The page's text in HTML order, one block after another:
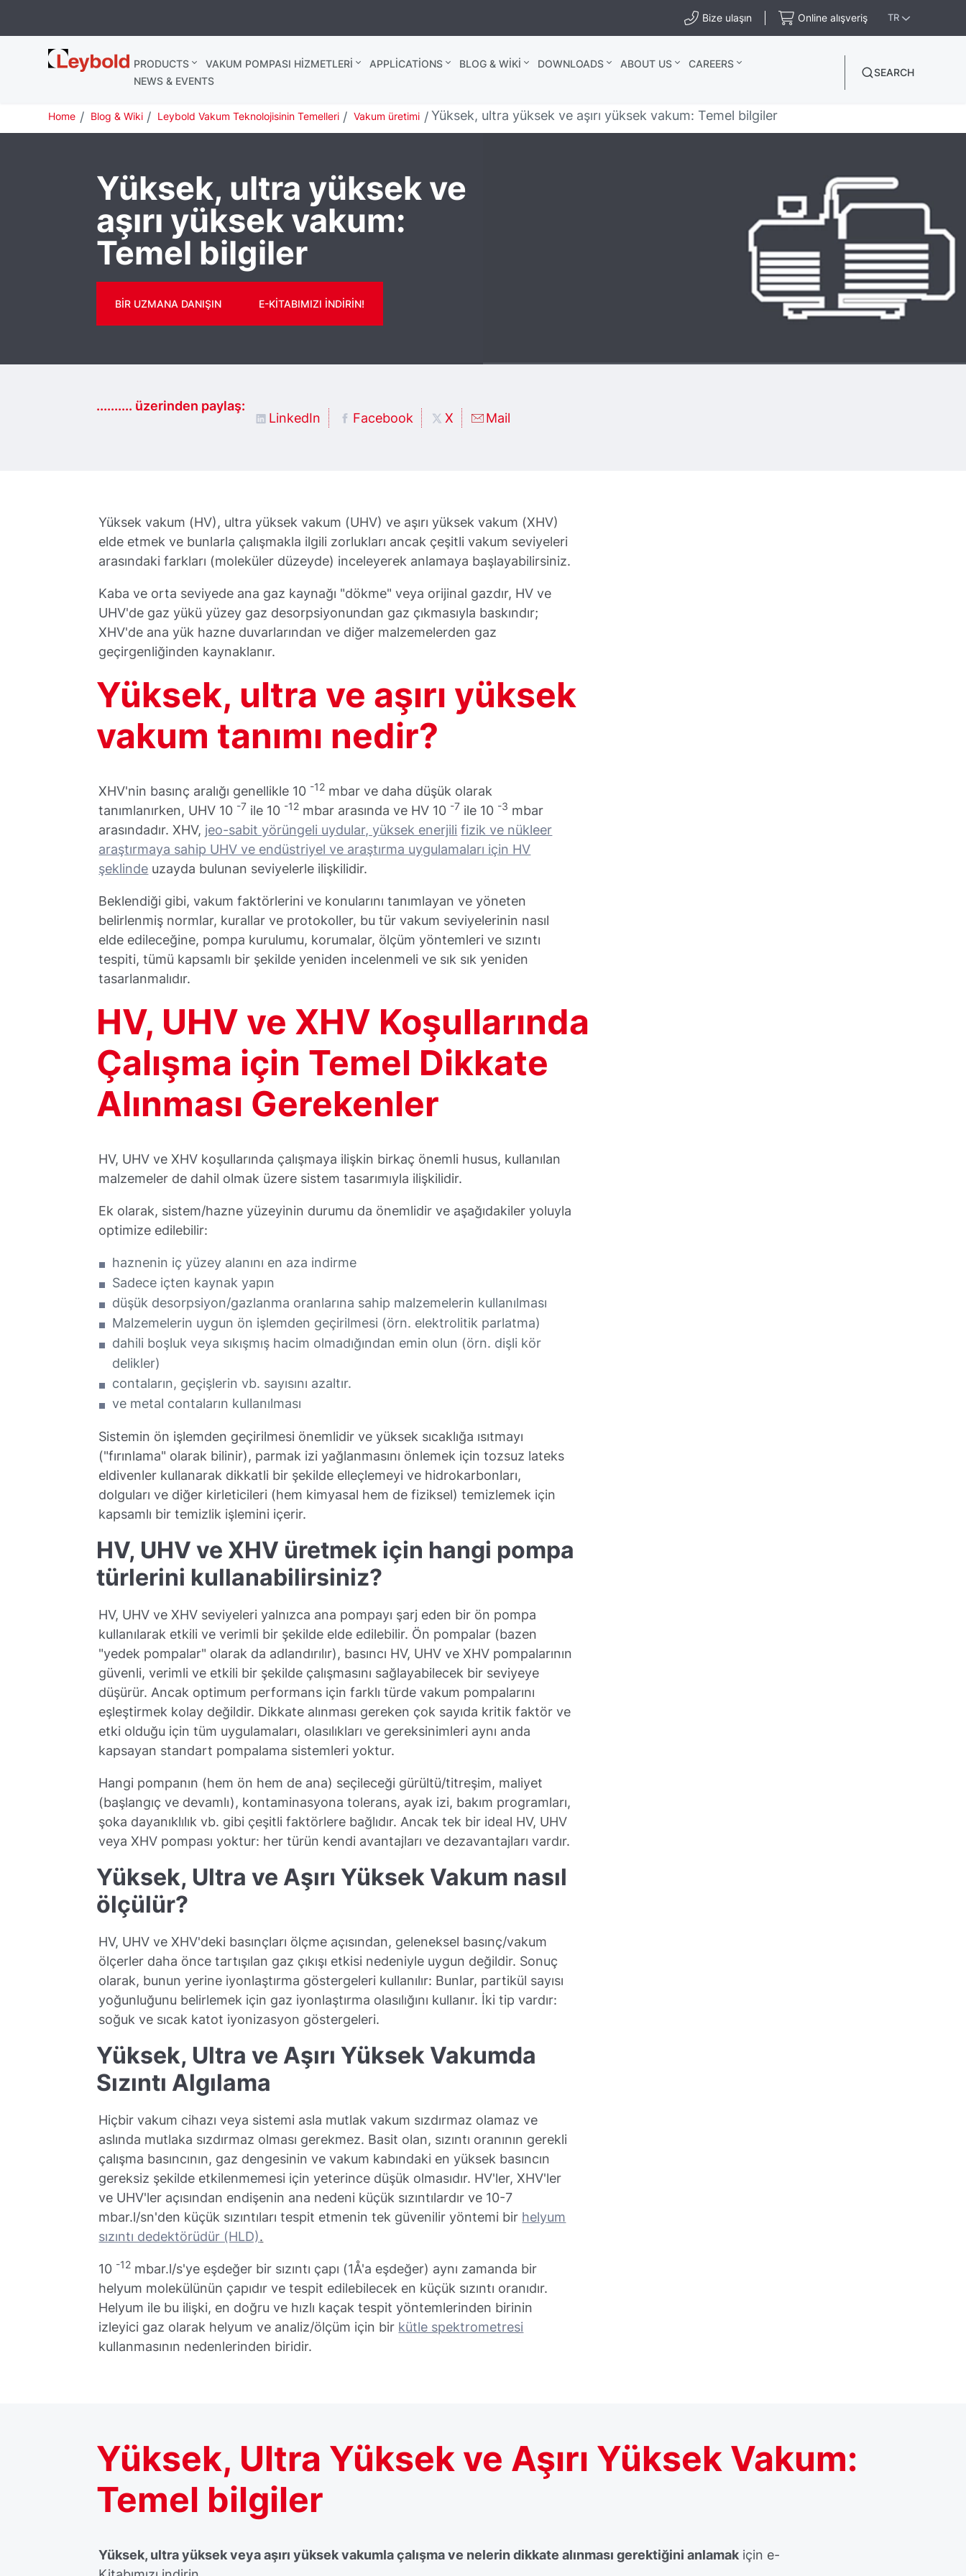
Bize ulaşın Online alışveriş TR
Leybold
Global
PRODUCTS VAKUM POMPASI HIZMETLERI APPLICATIONS BLOG & WIKI DOWNLOADS ABOUT US
CAREERS
NEWS & EVENTS
SEARCH
Home Blog & Wiki Leybold Vakum Teknolojisinin Temelleri Vakum üretimi Yüksek, ultra yüksek ve aşırı yüksek vakum: Temel bilgiler
Yüksek, ultra yüksek ve
aşırı yüksek vakum:
Temel bilgiler
BIR UZMANA DANIŞIN E-KITABIMIZI INDIRIN!
.......... üzerinden paylaş:
LinkedIn
Facebook X Mail
Yüksek vakum (HV), ultra yüksek vakum (UHV) ve aşırı yüksek vakum (XHV)
elde etmek ve bunlarla çalışmakla ilgili zorlukları ancak çeşitli vakum seviyeleri
arasındaki farkları (moleküler düzeyde) inceleyerek anlamaya başlayabilirsiniz.
Kaba ve orta seviyede ana gaz kaynağı "dökme" veya orijinal gazdır, HV ve
UHV'de gaz yükü yüzey gaz desorpsiyonundan gaz çıkmasıyla baskındır;
XHV'de ana yük hazne duvarlarından ve diğer malzemelerden gaz
geçirgenliğinden kaynaklanır.
Yüksek, ultra ve aşırı yüksek
vakum tanımı nedir?
XHV'nin basınç aralığı genellikle 10 -12 mbar ve daha düşük olarak
tanımlanırken, UHV 10 -7 ile 10 -12 mbar arasında ve HV 10 -7 ile 10 -3 mbar
arasındadır. XHV, jeo-sabit yörüngeli uydular, yüksek enerjili fizik ve nükleer
araştırmaya sahip UHV ve endüstriyel ve araştırma uygulamaları için HV
şeklinde uzayda bulunan seviyelerle ilişkilidir.
Beklendiği gibi, vakum faktörlerini ve konularını tanımlayan ve yöneten
belirlenmiş normlar, kurallar ve protokoller, bu tür vakum seviyelerinin nasıl
elde edileceğine, pompa kurulumu, korumalar, ölçüm yöntemleri ve sızıntı
tespiti, tümü kapsamlı bir şekilde yeniden incelenmeli ve sık sık yeniden
tasarlanmalıdır.
HV, UHV ve XHV Koşullarında
Çalışma için Temel Dikkate
Alınması Gerekenler
HV, UHV ve XHV koşullarında çalışmaya ilişkin birkaç önemli husus, kullanılan
malzemeler de dahil olmak üzere sistem tasarımıyla ilişkilidir.
Ek olarak, sistem/hazne yüzeyinin durumu da önemlidir ve aşağıdakiler yoluyla
optimize edilebilir:
haznenin iç yüzey alanını en aza indirme
Sadece içten kaynak yapın
düşük desorpsiyon/gazlanma oranlarına sahip malzemelerin kullanılması
Malzemelerin uygun ön işlemden geçirilmesi (örn. elektrolitik parlatma)
dahili boşluk veya sıkışmış hacim olmadığından emin olun (örn. dişli kör
delikler)
contaların, geçişlerin vb. sayısını azaltır.
ve metal contaların kullanılması
Sistemin ön işlemden geçirilmesi önemlidir ve yüksek sıcaklığa ısıtmayı
("fırınlama" olarak bilinir), parmak izi yağlanmasını önlemek için tozsuz lateks
eldivenler kullanarak dikkatli bir şekilde elleçlemeyi ve hidrokarbonları,
dolguları ve diğer kirleticileri (hem kimyasal hem de fiziksel) temizlemek için
kapsamlı bir temizlik işlemini içerir.
HV, UHV ve XHV üretmek için hangi pompa
türlerini kullanabilirsiniz?
HV, UHV ve XHV seviyeleri yalnızca ana pompayı şarj eden bir ön pompa
kullanılarak etkili ve verimli bir şekilde elde edilebilir. Ön pompalar (bazen
"yedek pompalar" olarak da adlandırılır), basıncı HV, UHV ve XHV pompalarının
güvenli, verimli ve etkili bir şekilde çalışmasını sağlayabilecek bir seviyeye
düşürür. Ancak optimum performans için farklı türde vakum pompalarını
eşleştirmek kolay değildir. Dikkate alınması gereken çok sayıda kritik faktör ve
etki olduğu için tüm uygulamaları, olasılıkları ve gereksinimleri aynı anda
kapsayan standart pompalama sistemleri yoktur.
Hangi pompanın (hem ön hem de ana) seçileceği gürültü/titreşim, maliyet
(başlangıç ve devamlı), kontaminasyona tolerans, ayak izi, bakım programları,
şoka dayanıklılık vb. gibi çeşitli faktörlere bağlıdır. Ancak tek bir ideal HV, UHV
veya XHV pompası yoktur: her türün kendi avantajları ve dezavantajları vardır.
Yüksek, Ultra ve Aşırı Yüksek Vakum nasıl
ölçülür?
HV, UHV ve XHV'deki basınçları ölçme açısından, geleneksel basınç/vakum
ölçerler daha önce tartışılan gaz çıkışı etkisi nedeniyle uygun değildir. Sonuç
olarak, bunun yerine iyonlaştırma göstergeleri kullanılır: Bunlar, partikül sayısı
yoğunluğunu belirlemek için gaz iyonlaştırma olasılığını kullanır. İki tip vardır:
soğuk ve sıcak katot iyonizasyon göstergeleri.
Yüksek, Ultra ve Aşırı Yüksek Vakumda
Sızıntı Algılama
Hiçbir vakum cihazı veya sistemi asla mutlak vakum sızdırmaz olamaz ve
aslında mutlaka sızdırmaz olması gerekmez. Basit olan, sızıntı oranının gerekli
çalışma basıncının, gaz dengesinin ve vakum kabındaki en yüksek basıncın
gereksiz şekilde etkilenmemesi için yeterince düşük olmasıdır. HV'ler, XHV'ler
ve UHV'ler açısından endişenin ana nedeni küçük sızıntılardır ve 10-7
mbar.l/sn'den küçük sızıntıları tespit etmenin tek güvenilir yöntemi bir helyum
sızıntı dedektörüdür (HLD).
10 -12 mbar.l/s'ye eşdeğer bir sızıntı çapı (1Å'a eşdeğer) aynı zamanda bir
helyum molekülünün çapıdır ve tespit edilebilecek en küçük sızıntı oranıdır.
Helyum ile bu ilişki, en doğru ve hızlı kaçak tespit yöntemlerinden birinin
izleyici gaz olarak helyum ve analiz/ölçüm için bir kütle spektrometresi
kullanmasının nedenlerinden biridir.
Yüksek, Ultra Yüksek ve Aşırı Yüksek Vakum:
Temel bilgiler
Yüksek, ultra yüksek veya aşırı yüksek vakumla çalışma ve nelerin dikkate alınması gerektiğini anlamak için e-